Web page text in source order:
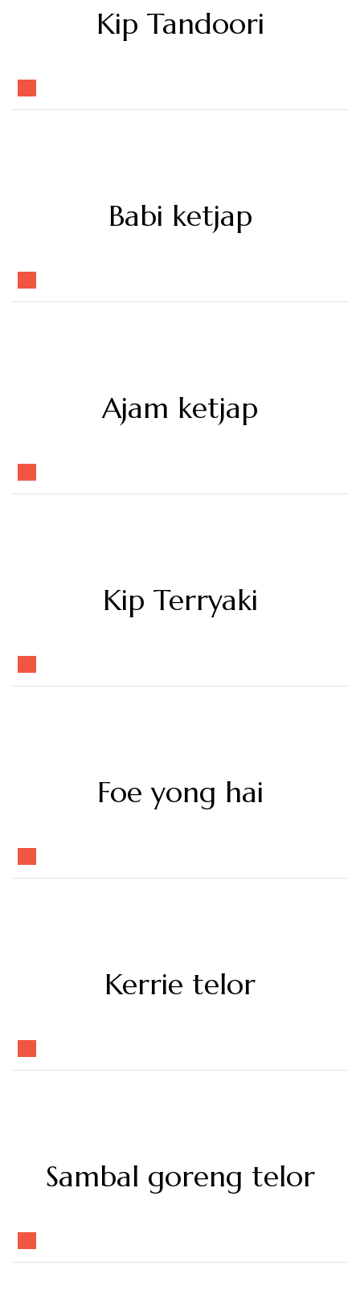
Kip Tandoori
Babi ketjap
Ajam ketjap
Kip Terryaki
Foe yong hai
Kerrie telor
Sambal goreng telor